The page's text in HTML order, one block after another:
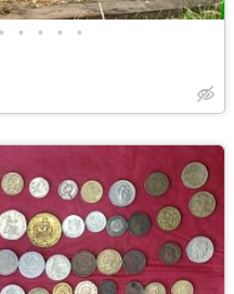
• • • • •